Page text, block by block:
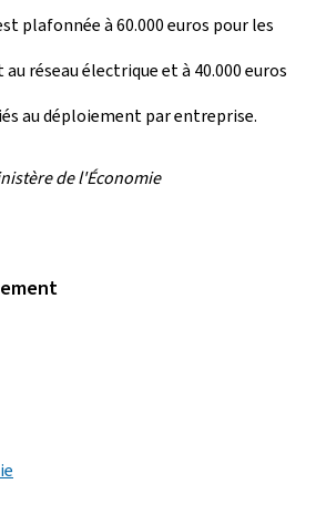
plafonnée à 60.000 euros pour les
réseau électrique et à 40.000 euros
au déploiement par entreprise.
de l'Économie